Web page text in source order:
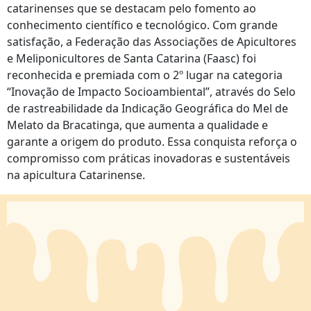
catarinenses que se destacam pelo fomento ao
conhecimento científico e tecnológico. Com grande
satisfação, a Federação das Associações de Apicultores
e Meliponicultores de Santa Catarina (Faasc) foi
reconhecida e premiada com o 2º lugar na categoria
“Inovação de Impacto Socioambiental”, através do Selo
de rastreabilidade da Indicação Geográfica do Mel de
Melato da Bracatinga, que aumenta a qualidade e
garante a origem do produto. Essa conquista reforça o
compromisso com práticas inovadoras e sustentáveis
na apicultura Catarinense.